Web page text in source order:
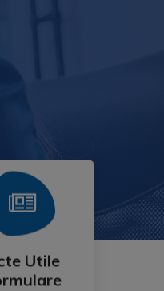
Utile
Utile
Mai Mult